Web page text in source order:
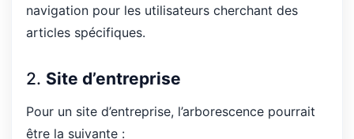
navigation pour les utilisateurs cherchant des
articles spécifiques.
2. Site d’entreprise
Pour un site d’entreprise, l’arborescence pourrait
être la suivante :